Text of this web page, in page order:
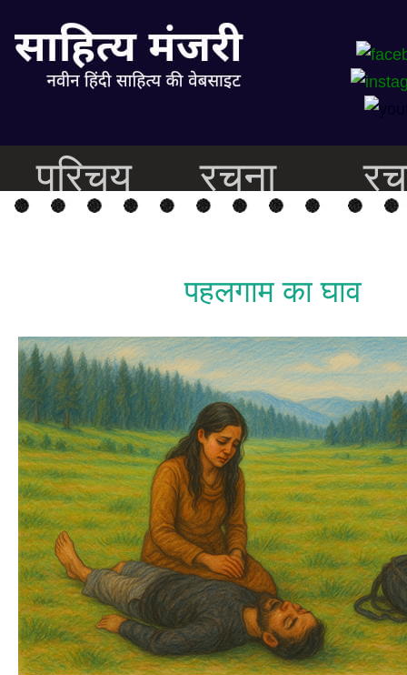
परिचय रचना
पहलगाम का घाव